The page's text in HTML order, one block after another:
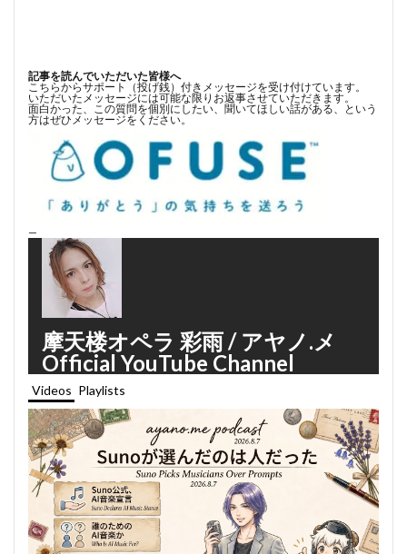
記事を読んでいただいた皆様へ
こちらからサポート（投げ銭）付きメッセージを受け付けています。
いただいたメッセージには可能な限りお返事させていただきます。
面白かった、この質問を個別にしたい、聞いてほしい話がある、という
方はぜひメッセージをください。
—
摩天楼オペラ 彩雨 / アヤノ.メ
Official YouTube Channel
Videos Playlists